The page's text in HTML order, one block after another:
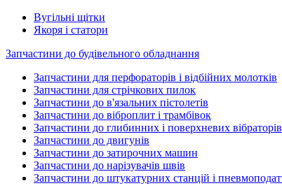
Вугільні щітки
Якоря і статори
Запчастини до будівельного обладнання
Запчастини для перфораторів і відбійних молотків
Запчастини для стрічкових пилок
Запчастини до в'язальних пістолетів
Запчастини до віброплит і трамбівок
Запчастини до глибинних і поверхневих вібраторів
Запчастини до двигунів
Запчастини до затирочних машин
Запчастини до нарізувачів швів
Запчастини до штукатурних станцій і